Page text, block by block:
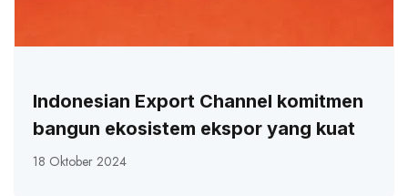
Indonesian Export Channel komitmen
bangun ekosistem ekspor yang kuat
18 Oktober 2024